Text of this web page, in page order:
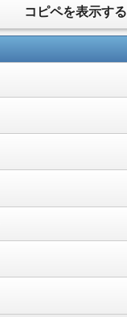
コピペを表示する